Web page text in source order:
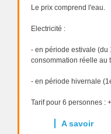
Le prix comprend l'eau.
Electricité :
- en période estivale (du
consommation réelle au
- en période hivernale
Tarif pour 6 personnes :